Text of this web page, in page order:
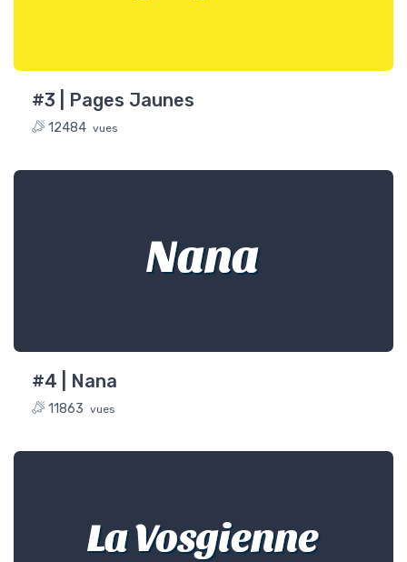
#3 | Pages Jaunes
12484 vues
Nana
#4 | Nana
11863 vues
La Vosgienne